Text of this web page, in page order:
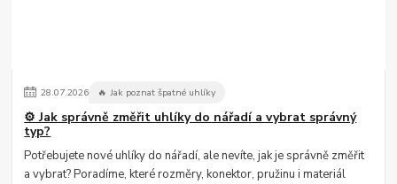
28.07.2026 🔥 Jak poznat špatné uhlíky
⚙️ Jak správně změřit uhlíky do nářadí a vybrat správný
typ?
Potřebujete nové uhlíky do nářadí, ale nevíte, jak je správně změřit
a vybrat? Poradíme, které rozměry, konektor, pružinu i materiál